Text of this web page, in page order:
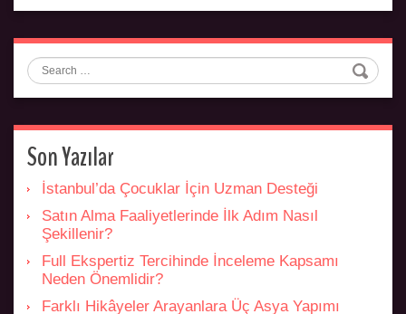
Search
Son Yazılar
İstanbul’da Çocuklar İçin Uzman Desteği
Satın Alma Faaliyetlerinde İlk Adım Nasıl
Şekillenir?
Full Ekspertiz Tercihinde İnceleme Kapsamı
Neden Önemlidir?
Farklı Hikâyeler Arayanlara Üç Asya Yapımı